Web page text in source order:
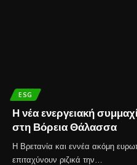
ESG
Η νέα ενεργειακή
στη Βόρεια Θάλασσα
Η Βρετανία και εννέα ακόμη
επιταχύνουν ριζικά την…